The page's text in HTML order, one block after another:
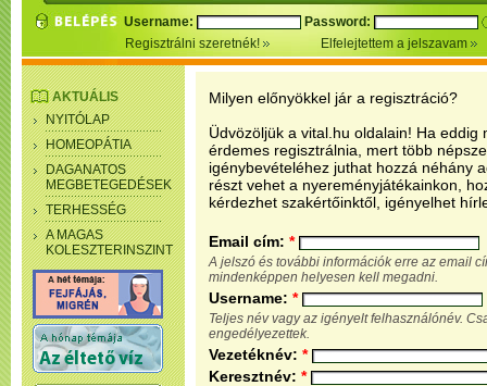
Username:
Password:
Regisztrálni szeretnék!
Elfelejtettem a jelszavam
AKTUÁLIS
NYITÓLAP
HOMEOPÁTIA
DAGANATOS
MEGBETEGEDÉSEK
TERHESSÉG
A MAGAS
KOLESZTERINSZINT
Milyen előnyökkel jár a regisztráció?
Üdvözöljük a vital.hu oldalain! Ha eddig
érdemes regisztrálnia, mert több
igénybevételéhez juthat hozzá néhány
részt vehet a nyereményjátékainkon,
kérdezhet szakértőinktől, igényelhet
Email cím: *
A jelszó és további információk erre az email
mindenképpen helyesen kell megadni.
Username: *
Teljes név vagy az igényelt felhasználónév.
engedélyezettek.
Vezetéknév: *
Keresztnév: *